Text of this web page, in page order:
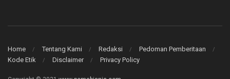
Home Tentang Kami Redaksi
Pedoman Pemberitaan
Kode Etik
Disclaimer Privacy Policy